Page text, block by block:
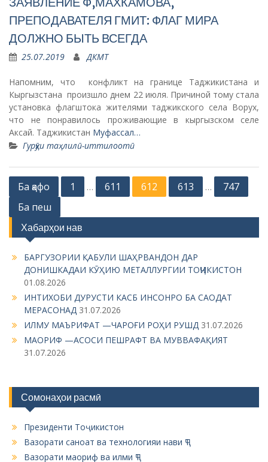
ПРЕПОДАВАТЕЛЯ ГМИТ: ФЛАГ МИРА
ДОЛЖНО БЫТЬ ВСЕГДА
25.07.2019 ДКМТ
Напомним, что конфликт на границе Таджикистана и
Кыргызстана произшло днем 22 июля. Причиной тому стала
установка флагштока жителями таджикского села Ворух,
что не понравилось проживающие в кыргызском селе
Аксай. Таджикистан Муфассал…
Гурӯҳи таҳлилӣ-иттилоотӣ
o
s
t
s
a
g
n
Ба қафо 1 611 612 613
747
Ба пеш
Хабарҳои нав
БАРГУЗОРИИ ҚАБУЛИ ШАҲРВАНДОН ДАР
ДОНИШКАДАИ КӮҲИЮ МЕТАЛЛУРГИИ ТОҶИКИСТОН
01.08.2026
ИНТИХОБИ ДУРУСТИ КАСБ ИНСОНРО БА САОДАТ
МЕРАСОНАД 31.07.2026
ИЛМУ МАЪРИФАТ —ЧАРОҒИ РОҲИ РУШД 31.07.2026
МАОРИФ —АСОСИ ПЕШРАФТ ВА МУВВАФАҚИЯТ
31.07.2026
Сомонаҳои расмӣ
Президенти Тоҷикистон
Вазорати саноат ва технологияи нави ҶТ
Вазорати маориф ва илми ҶТ